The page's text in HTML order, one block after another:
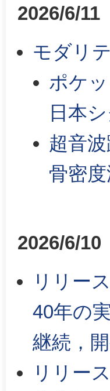
2026/6/11
モダリ
ポケ
日本
超音
骨密
2026/6/10
リリー
40年の
継続，
リリー